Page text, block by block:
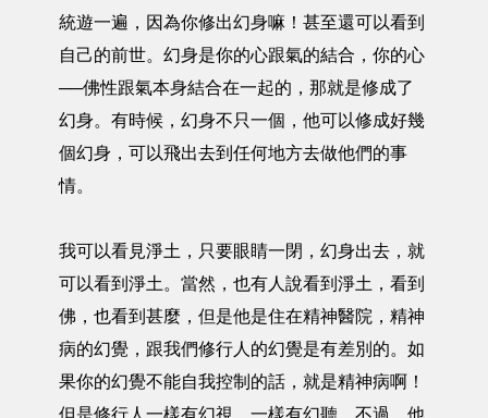
統遊一遍，因為你修出幻身嘛！甚至還可以看到
自己的前世。幻身是你的心跟氣的結合，你的心
──佛性跟氣本身結合在一起的，那就是修成了
幻身。有時候，幻身不只一個，他可以修成好幾
個幻身，可以飛出去到任何地方去做他們的事
情。
我可以看見淨土，只要眼睛一閉，幻身出去，就
可以看到淨土。當然，也有人說看到淨土，看到
佛，也看到甚麼，但是他是住在精神醫院，精神
病的幻覺，跟我們修行人的幻覺是有差別的。如
果你的幻覺不能自我控制的話，就是精神病啊！
但是修行人一樣有幻視，一樣有幻聽，不過，他